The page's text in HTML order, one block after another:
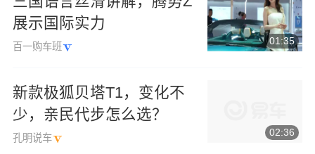
展示国际实力
百一购车班
01:35
新款极狐贝塔T1，变化不
少，亲民代步怎么选？
孔明说车
02:36